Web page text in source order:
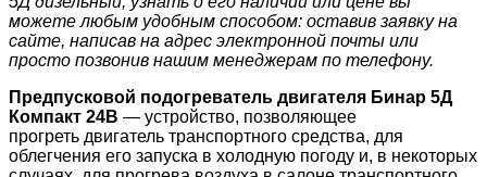
можете любым удобным способом: оставив заявку на
сайте, написав на адрес электронной почты или
просто позвонив нашим менеджерам по телефону.
Предпусковой подогреватель двигателя Бинар 5Д
Компакт 24В — устройство, позволяющее
прогреть двигатель транспортного средства, для
облегчения его запуска в холодную погоду и, в некоторых